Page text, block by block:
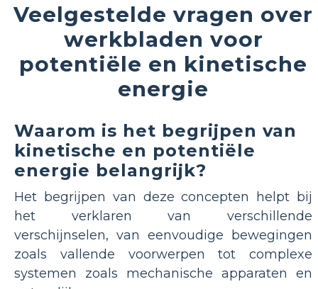
Veelgestelde vragen over
werkbladen voor
potentiële en kinetische
energie
Waarom is het begrijpen van
kinetische en potentiële
energie belangrijk?
Het begrijpen van deze concepten helpt bij
het verklaren van verschillende
verschijnselen, van eenvoudige bewegingen
zoals vallende voorwerpen tot complexe
systemen zoals mechanische apparaten en